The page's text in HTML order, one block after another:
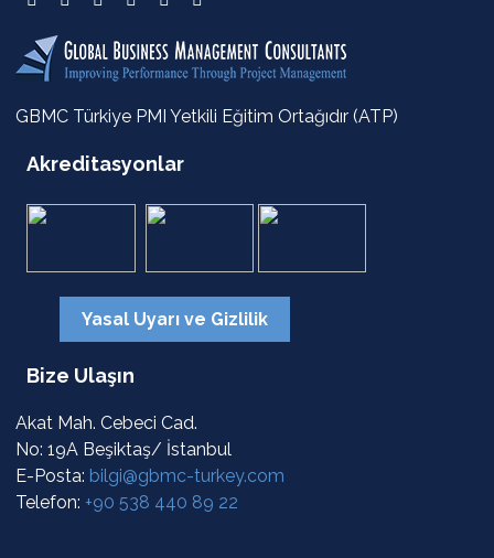
GBMC Türkiye PMI Yetkili Eğitim Ortağıdır (ATP)
Akreditasyonlar
Yasal Uyarı ve Gizlilik
Bize Ulaşın
Akat Mah. Cebeci Cad.
No: 19A Beşiktaş/ İstanbul
E-Posta: bilgi@gbmc-turkey.com
Telefon: +90 538 440 89 22